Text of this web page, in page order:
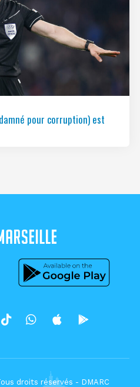
pour corruption) est
droits réservés - DMARC